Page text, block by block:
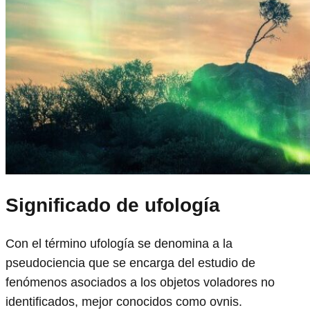
Significado de ufología
Con el término ufología se denomina a la
pseudociencia que se encarga del estudio de
fenómenos asociados a los objetos voladores no
identificados, mejor conocidos como ovnis.